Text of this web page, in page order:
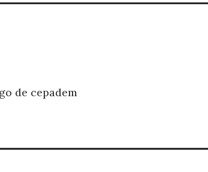
de cepadem